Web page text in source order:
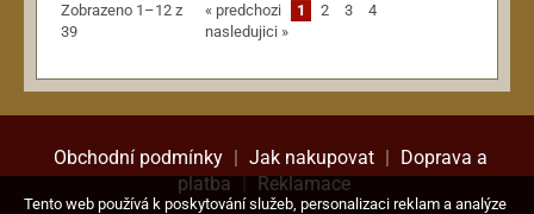
Zobrazeno 1–12 z
39
« predchozi 1 2 3
4
nasledujici»
Obchodní podmínky Jak nakupovat
Doprava a
platba
Reklamace
Tento web používá k poskytování služeb, personalizaci reklam a analýze